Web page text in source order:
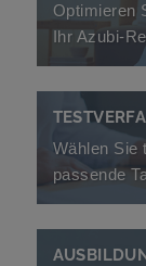
Optimieren
Ihr Azubi-
Wählen Sie
passende
u-